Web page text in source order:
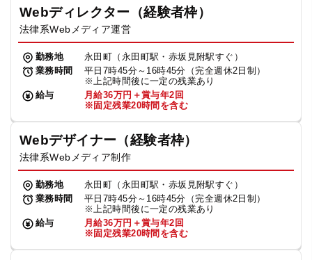
Webディレクター（経験者枠）
法律系Webメディア運営
勤務地
永田町（永田町駅・赤坂見附駅すぐ）
業務時間
平日7時45分～16時45分（完全週休2日制）
※上記時間後に一定の残業あり
給与
月給36万円＋賞与年2回
※固定残業20時間を含む
Webデザイナー（経験者枠）
法律系Webメディア制作
勤務地
永田町（永田町駅・赤坂見附駅すぐ）
業務時間
平日7時45分～16時45分（完全週休2日制）
※上記時間後に一定の残業あり
給与
月給36万円＋賞与年2回
※固定残業20時間を含む